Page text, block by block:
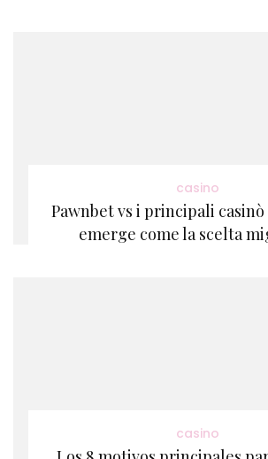
casino
Pawnbet vs i principali
emerge come la scelta
casino